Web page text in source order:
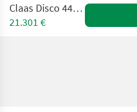
Claas Disco 4400 Contour
21.301 €